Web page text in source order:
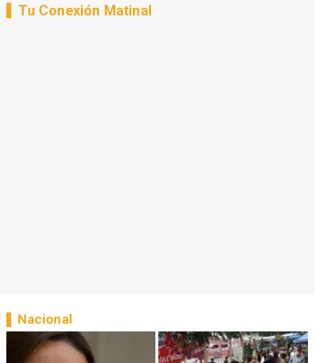
Tu Conexión Matinal
Nacional